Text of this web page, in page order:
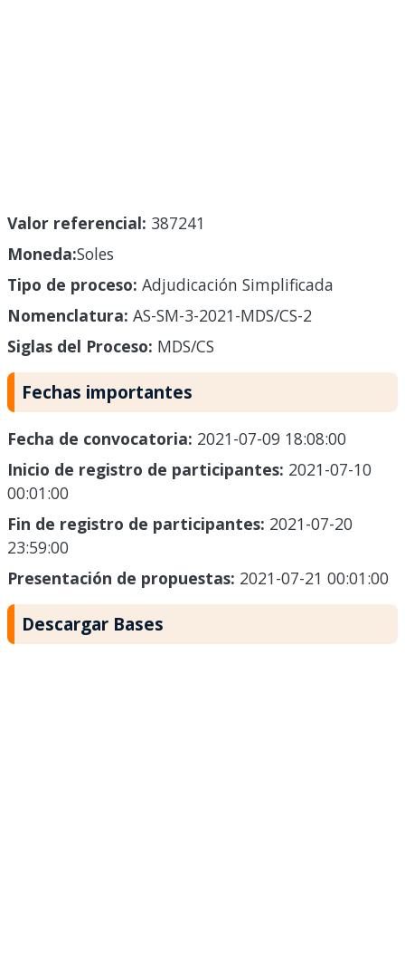
Valor referencial: 387241
Moneda:Soles
Tipo de proceso: Adjudicación Simplificada
Nomenclatura: AS-SM-3-2021-MDS/CS-2
Siglas del Proceso: MDS/CS
Fechas importantes
Fecha de convocatoria: 2021-07-09 18:08:00
Inicio de registro de participantes: 2021-07-10
00:01:00
Fin de registro de participantes: 2021-07-20
23:59:00
Presentación de propuestas: 2021-07-21 00:01:00
Descargar Bases